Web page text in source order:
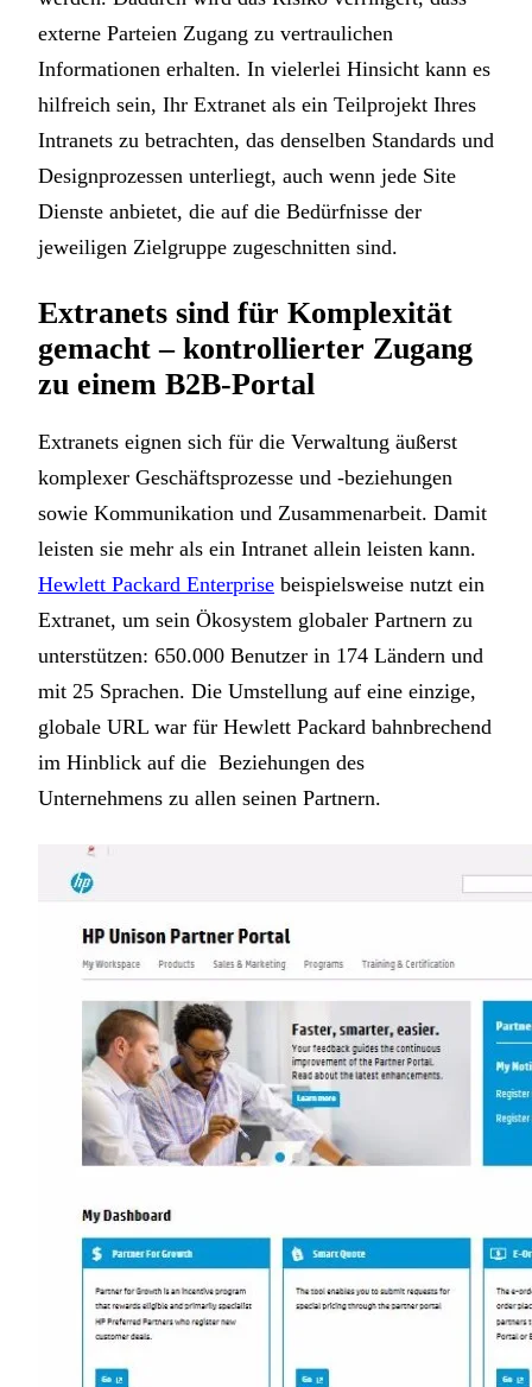
externe Parteien Zugang zu vertraulichen
Informationen erhalten. In vielerlei Hinsicht kann es
hilfreich sein, Ihr Extranet als ein Teilprojekt Ihres
Intranets zu betrachten, das denselben Standards und
Designprozessen unterliegt, auch wenn jede Site
Dienste anbietet, die auf die Bedürfnisse der
jeweiligen Zielgruppe zugeschnitten sind.
Extranets sind für Komplexität
gemacht – kontrollierter Zugang
zu einem B2B-Portal
Extranets eignen sich für die Verwaltung äußerst
komplexer Geschäftsprozesse und -beziehungen
sowie Kommunikation und Zusammenarbeit. Damit
leisten sie mehr als ein Intranet allein leisten kann.
Hewlett Packard Enterprise beispielsweise nutzt ein
Extranet, um sein Ökosystem globaler Partnern zu
unterstützen: 650.000 Benutzer in 174 Ländern und
mit 25 Sprachen. Die Umstellung auf eine einzige,
globale URL war für Hewlett Packard bahnbrechend
im Hinblick auf die Beziehungen des
Unternehmens zu allen seinen Partnern.